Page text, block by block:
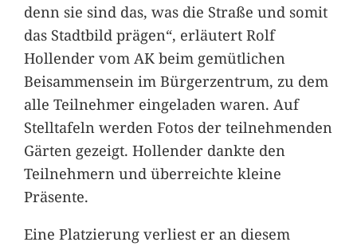
denn sie sind das, was die Straße und somit
das Stadtbild prägen“, erläutert Rolf
Hollender vom AK beim gemütlichen
Beisammensein im Bürgerzentrum, zu dem
alle Teilnehmer eingeladen waren. Auf
Stelltafeln werden Fotos der teilnehmenden
Gärten gezeigt. Hollender dankte den
Teilnehmern und überreichte kleine
Präsente.
Eine Platzierung verliest er an diesem